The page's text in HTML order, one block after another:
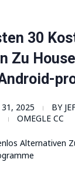
30
Zu
31, 2025 BY
OMEGLE CC
Alternativen